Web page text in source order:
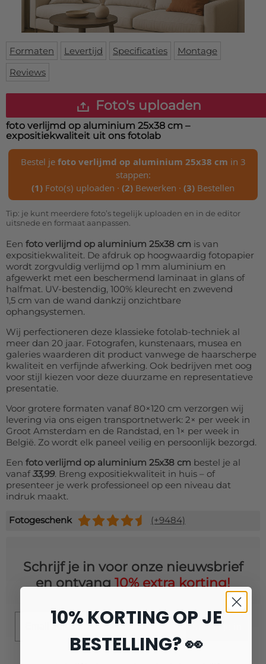
Deurmat
Vloermat
Skateboard deck
Over ons
Levertijden
Formaten Levertijd Specificaties
Montage
Reviews
Foto's uploaden
foto verlijmd op aluminium 25x38 cm –
expositiekwaliteit uit ons fotolab
Bestel je foto verlijmd op aluminium 25x38 cm in 3
stappen:
(1) Foto(s) uploaden · (2) Bewerken · (3) Bestellen
Tip: je kunt meerdere foto’s tegelijk uploaden en in de editor
uitsnede en formaat aanpassen.
Een foto verlijmd op aluminium 25x38 cm is van
expositiekwaliteit. De afdruk op hoogwaardig fotopapier
wordt zorgvuldig verlijmd op 1 mm aluminium en
afgewerkt met een beschermend laminaat in glans of
halfmat. UV-bestendig, 100% kleurecht en zwevend
1,5 cm van de wand dankzij onzichtbare
ophangsystemen.
Wij perfectioneren deze klassieke fotolab-techniek al
meer dan 20 jaar. Fotografen, kunstenaars, musea en
galeries waarderen dit product vanwege de haarscherpe
kwaliteit en verfijnde afwerking. Ook bedrijven met oog
voor stijl kiezen voor deze duurzame en representatieve
presentatie.
Voor grotere formaten vanaf 80×120 cm verzorgen wij
levering via ons eigen transportnetwerk: 2× per week in
Groot Amsterdam en de Randstad, en 1× per week in
België. Zo wordt elk paneel veilig en persoonlijk bezorgd.
Een foto verlijmd op aluminium 25x38 cm bestel je al
vanaf33,99. Breng expositiekwaliteit in huis – of
presenteer je werk professioneel op een niveau dat
indruk maakt.
Fotogeschenk (+9484)
Schrijf je in voor onze nieuwsbrief
en ontvang10% extra korting!
Schrijf je in
10% KORTING OP JE
BESTELLING? 👀